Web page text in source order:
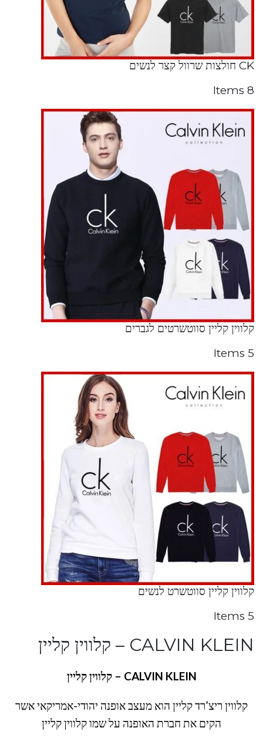
CK חולצות שרוול קצר לנשים
8 Items
קלווין קליין סווטשרטים לגברים
5 Items
קלווין קליין סווטשרט לנשים
5 Items
CALVIN KLEIN – קלווין קליין
CALVIN KLEIN – קלווין קליין
קלווין ריצ’רד קליין הוא מעצב אופנה יהודי-אמריקאי אשר
הקים את חברת האופנה על שמו קלווין קליין